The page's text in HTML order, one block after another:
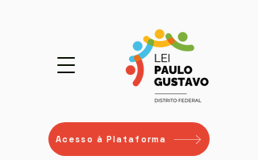
Acesso à Plataforma